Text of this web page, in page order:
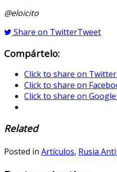
@eloicito
Share on TwitterTweet
Compártelo:
Click to share on
Click to share on
Click to share on
Related
Posted in Artículos, Rusia